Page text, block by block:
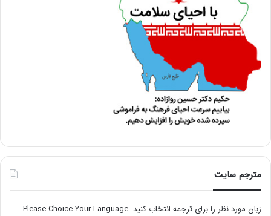
مترجم سایت
زبان مورد نظر را برای ترجمه انتخاب کنید. Please Choice Your Language :